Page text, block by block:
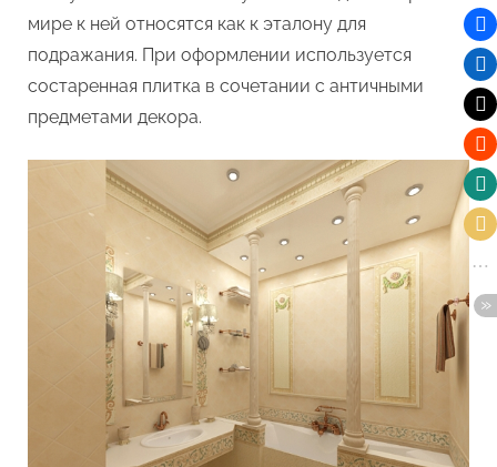
мире к ней относятся как к эталону для
подражания. При оформлении используется
состаренная плитка в сочетании с античными
предметами декора.